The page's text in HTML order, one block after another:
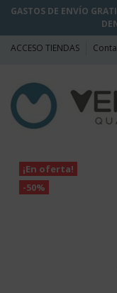
GASTOS DE ENVÍO
ACCESO TIENDAS
¡En oferta!
-50%